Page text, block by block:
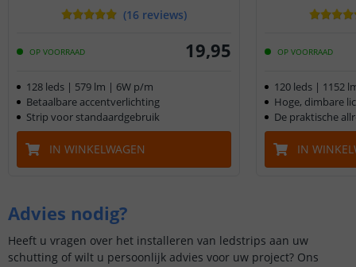
(16 reviews)
OP VOORRAAD 19,95
128 leds | 579 lm | 6W p/m
Betaalbare accentverlichting
Strip voor standaardgebruik
IN WINKELWAGEN
OP VOORRAAD
120 leds | 1152
Hoge, dimbare
De praktische
IN
Advies nodig?
Heeft u vragen over het installeren van ledstrips aan uw
schutting of wilt u persoonlijk advies voor uw project? Ons